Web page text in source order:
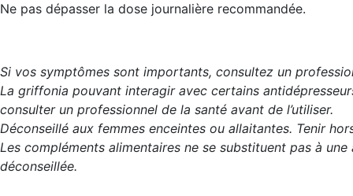
Ne pas dépasser la dose journalière recommandée.
Si vos symptômes sont importants, consultez un
La griffonia pouvant interagir avec certains
consulter un professionnel de la santé avant de l’utiliser.
Déconseillé aux femmes enceintes ou allaitantes. Tenir
Les compléments alimentaires ne se substituent pas à
déconseillée.